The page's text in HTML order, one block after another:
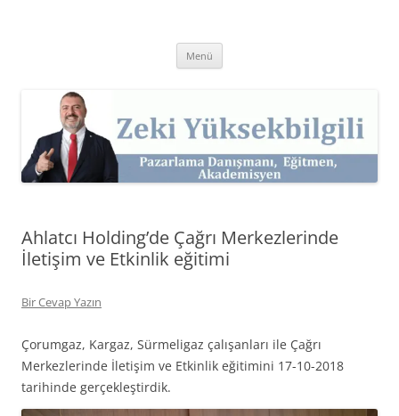
Kişisel Web Sitesi.
Menü
Ahlatcı Holding’de Çağrı Merkezlerinde
İletişim ve Etkinlik eğitimi
Bir Cevap Yazın
Çorumgaz, Kargaz, Sürmeligaz çalışanları ile Çağrı
Merkezlerinde İletişim ve Etkinlik eğitimini 17-10-2018
tarihinde gerçekleştirdik.